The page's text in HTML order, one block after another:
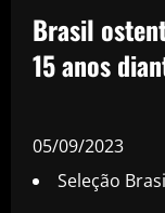
Brasil
15 anos
05/09/2023
Seleção